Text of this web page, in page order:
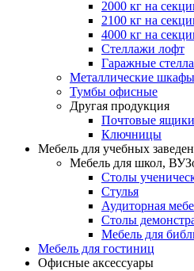
2000 кг на
2100 кг на
4000 кг на
Стеллажи лофт
Гаражные
Металлические
Тумбы офисные
Другая продукция
Почтовые ящики
Ключницы
Мебель для учебных
Мебель для школ,
Столы
Стулья
Аудиторная
Столы
Мебель для
Мебель для гостиниц
Офисные аксессуары